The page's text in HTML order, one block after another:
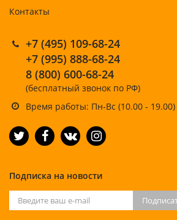
Контакты
+7 (495) 109-68-24
+7 (995) 888-68-24
8 (800) 600-68-24
(бесплатный звонок по РФ)
Время работы: Пн-Вс (10.00 - 19.00)
Подписка на новости